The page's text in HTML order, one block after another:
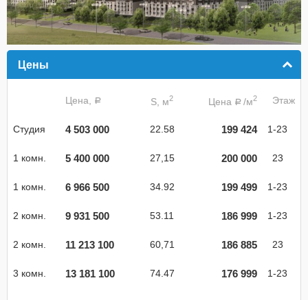
Цены
Цена, a S, м2 Цена a /м2 Этаж
Студия 4 503 000 22.58 199 424 1-23
1 комн. 5 400 000 27,15 200 000 23
1 комн. 6 966 500 34.92 199 499 1-23
2 комн. 9 931 500 53.11 186 999 1-23
2 комн. 11 213 100 60,71 186 885 23
3 комн. 13 181 100 74.47 176 999 1-23